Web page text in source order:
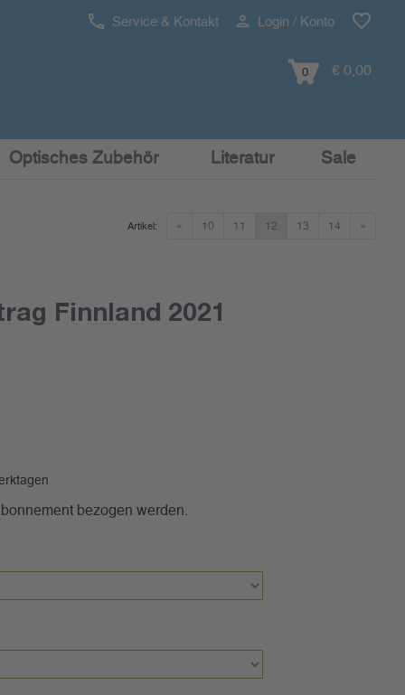
Service & Kontakt Login / Konto
0 € 0,00
Optisches Zubehör Literatur Sale
« 10 11 12 13 14 »
Artikel:
Finnland 2021
bezogen werden.